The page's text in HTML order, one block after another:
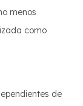
menos
como
de